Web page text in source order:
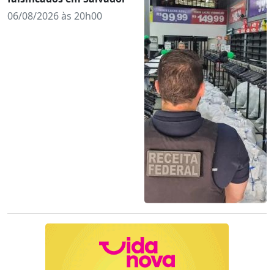
06/08/2026 às 20h00